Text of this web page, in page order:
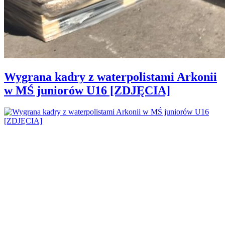
Wygrana kadry z waterpolistami Arkonii
w MŚ juniorów U16 [ZDJĘCIA]